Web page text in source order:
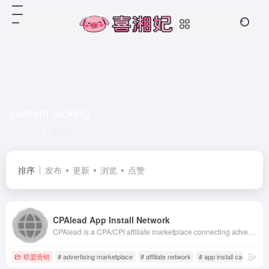
排序 发布 更新 浏览 点赞
CPAlead App Install Network
联盟营销 # advertising marketplace # affiliate network # app install campaigns